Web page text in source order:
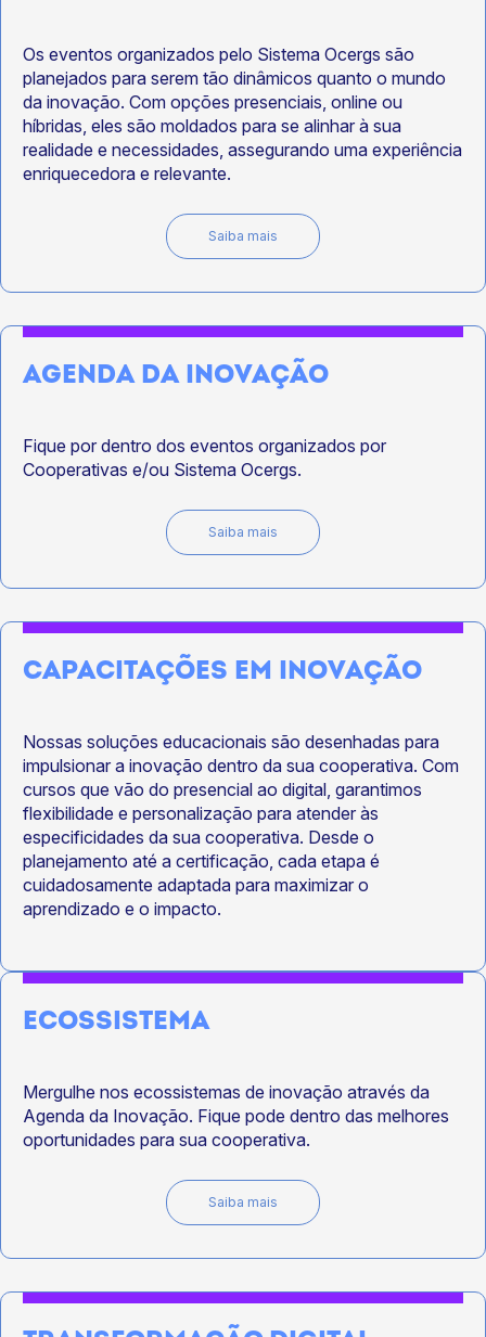
Os eventos organizados pelo Sistema Ocergs são
planejados para serem tão dinâmicos quanto o mundo
da inovação. Com opções presenciais, online ou
híbridas, eles são moldados para se alinhar à sua
realidade e necessidades, assegurando uma experiência
enriquecedora e relevante.
Saiba mais
AGENDA DA INOVAÇÃO
Fique por dentro dos eventos organizados por
Cooperativas e/ou Sistema Ocergs.
Saiba mais
CAPACITAÇÕES EM INOVAÇÃO
Nossas soluções educacionais são desenhadas para
impulsionar a inovação dentro da sua cooperativa. Com
cursos que vão do presencial ao digital, garantimos
flexibilidade e personalização para atender às
especificidades da sua cooperativa. Desde o
planejamento até a certificação, cada etapa é
cuidadosamente adaptada para maximizar o
aprendizado e o impacto.
ECOSSISTEMA
Mergulhe nos ecossistemas de inovação através da
Agenda da Inovação. Fique pode dentro das melhores
oportunidades para sua cooperativa.
Saiba mais